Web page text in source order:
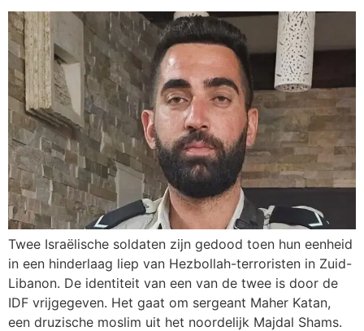
Twee Israëlische soldaten zijn gedood toen hun eenheid
in een hinderlaag liep van Hezbollah-terroristen in Zuid-
Libanon. De identiteit van een van de twee is door de
IDF vrijgegeven. Het gaat om sergeant Maher Katan,
een druzische moslim uit het noordelijk Majdal Shams.